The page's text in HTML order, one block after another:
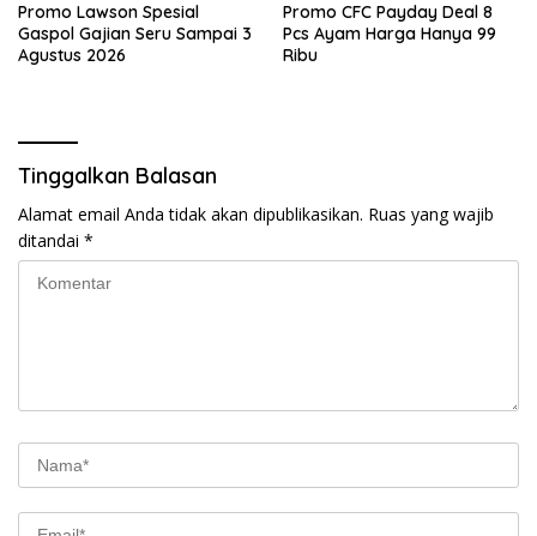
Promo Lawson Spesial
Gaspol Gajian Seru Sampai 3
Agustus 2026
Promo CFC Payday Deal 8
Pcs Ayam Harga Hanya 99
Ribu
Tinggalkan Balasan
Alamat email Anda tidak akan dipublikasikan. Ruas yang wajib
ditandai *